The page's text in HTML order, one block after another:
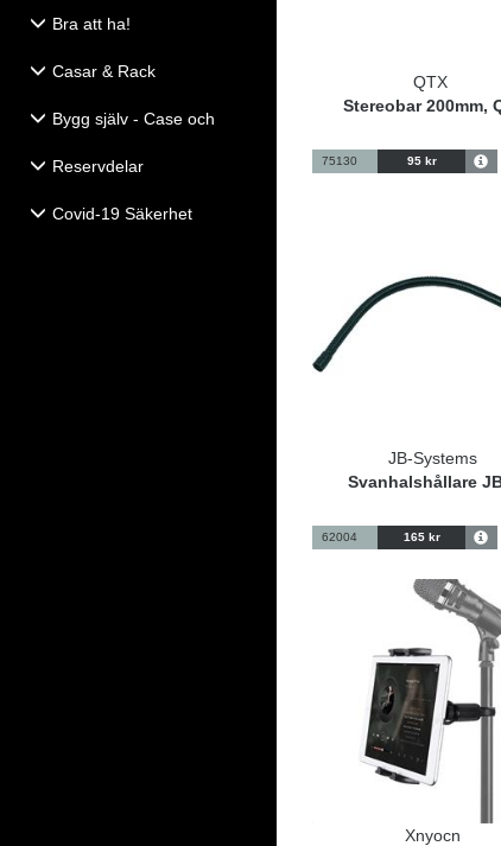
Bra att ha!
Casar & Rack
Bygg själv - Case och
Reservdelar
Covid-19 Säkerhet
QTX
Stereobar 200mm,
75130 95 kr
JB-Systems
Svanhalshållare
62004 165 kr
Xnyocn